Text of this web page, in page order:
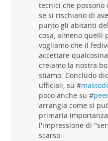
tecnici che possono
se si rischiano di
punto gli abitanti
cosa, almeno quelli
vogliamo che il
accettare
creiamo la nostra
stiamo. Concludo
ufficiali, su #
poco anche su #
arrangia come si
primaria
l'impressione di
scarso